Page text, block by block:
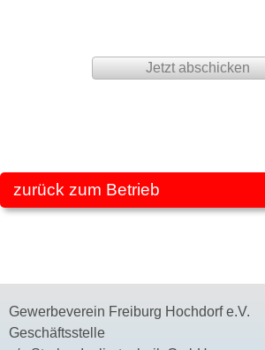
zurück zum Betrieb
Gewerbeverein Freiburg Hochdorf e.V.
Geschäftsstelle